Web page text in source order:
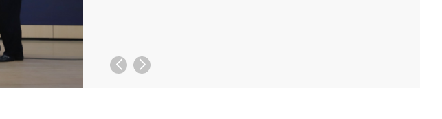
控、自动化、智能化的工艺操作，让在场…